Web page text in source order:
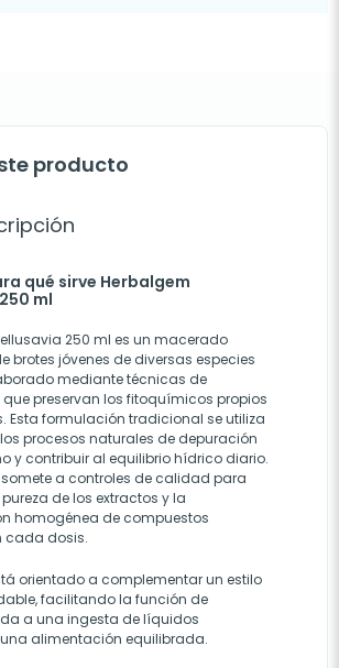
producto
qué sirve Herbalgem
ml
250 ml es un macerado
brotes jóvenes de diversas especies
mediante técnicas de
preservan los fitoquímicos propios
Esta formulación tradicional se utiliza
procesos naturales de depuración
y contribuir al equilibrio hídrico diario.
a controles de calidad para
de los extractos y la
homogénea de compuestos
cada dosis.
orientado a complementar un estilo
facilitando la función de
a una ingesta de líquidos
alimentación equilibrada.